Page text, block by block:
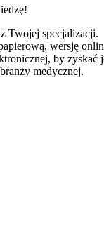
Twojej specjalizacji.
wersję
by zyskać
medycznej.